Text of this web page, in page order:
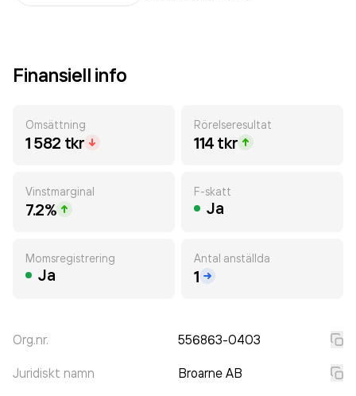
Finansiell info
Omsättning
1 582 tkr
Rörelseresultat
114 tkr
Vinstmarginal
7.2%
F-skatt
Ja
Momsregistrering
Ja
Antal anställda
1
Org.nr. 556863-0403
Juridiskt namn Broarne AB